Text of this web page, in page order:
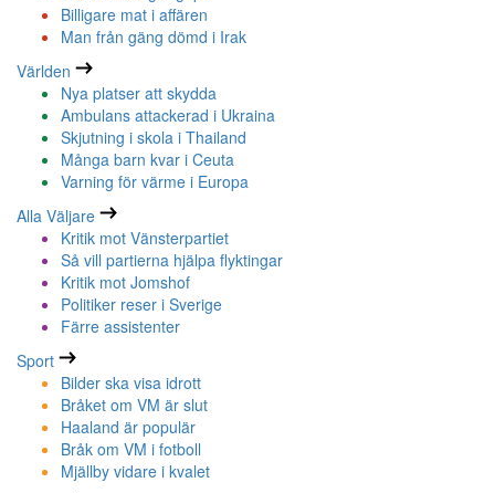
Billigare mat i affären
Man från gäng dömd i Irak
Världen
Nya platser att skydda
Ambulans attackerad i Ukraina
Skjutning i skola i Thailand
Många barn kvar i Ceuta
Varning för värme i Europa
Alla Väljare
Kritik mot Vänsterpartiet
Så vill partierna hjälpa flyktingar
Kritik mot Jomshof
Politiker reser i Sverige
Färre assistenter
Sport
Bilder ska visa idrott
Bråket om VM är slut
Haaland är populär
Bråk om VM i fotboll
Mjällby vidare i kvalet